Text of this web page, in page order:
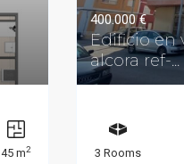
45 m2
400.000 €
Edificio en
alcora ref-...
3 Rooms